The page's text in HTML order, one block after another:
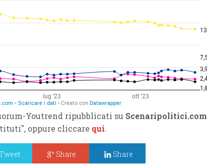
Youtrend ripubblicati su Scenaripolitici.com
oppure cliccare qui.
Share Share